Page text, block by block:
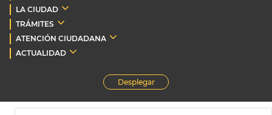
LA CIUDAD
TRÁMITES
ATENCIÓN CIUDADANA
ACTUALIDAD
Desplegar